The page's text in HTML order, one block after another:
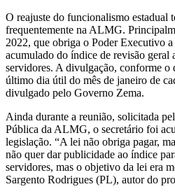
O reajuste do funcionalismo estadual
frequentemente na ALMG.
2022, que obriga o Poder Executivo
acumulado do índice de revisão geral
servidores. A divulgação, conforme o
último dia útil do mês de janeiro de
divulgado pelo Governo Zema.
Ainda durante a reunião, solicitada
Pública da ALMG, o secretário foi
legislação. “A lei não obriga pagar,
não quer dar publicidade ao índice
servidores, mas o objetivo da lei era
Sargento Rodrigues (PL), autor do